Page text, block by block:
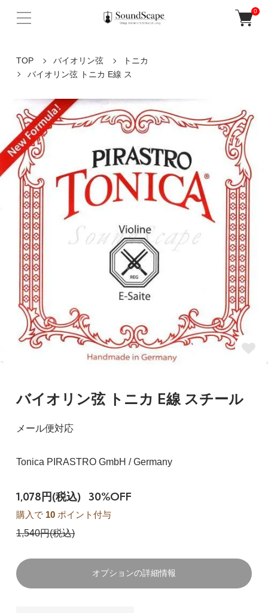
0
TOP バイオリン弦
トニカ
バイオリン弦 トニカ E線 ス
バイオリン弦 トニカ E線 スチール
メール便対応
Tonica PIRASTRO GmbH / Germany
1,078円(税込) 30%OFF
購入で 10ポイント付与
1,540円(税込)
オプションの詳細情報